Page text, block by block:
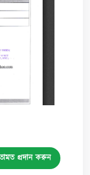
প্রদান করুন